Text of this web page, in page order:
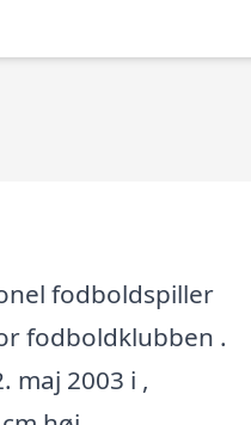
fodboldspiller
fodboldklubben .
maj 2003 i ,